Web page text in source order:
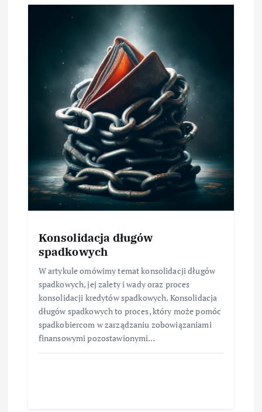
Konsolidacja długów
spadkowych
W artykule omówimy temat konsolidacji długów
spadkowych, jej zalety i wady oraz proces
konsolidacji kredytów spadkowych. Konsolidacja
długów spadkowych to proces, który może pomóc
spadkobiercom w zarządzaniu zobowiązaniami
finansowymi pozostawionymi…